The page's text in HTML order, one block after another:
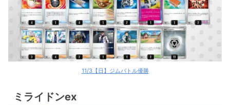
11/3【日】ジムバトル優勝
ミライドンex